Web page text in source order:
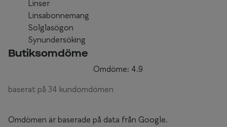
Linser
Linsabonnemang
Solglasögon
Synundersöking
Butiksomdöme
Omdöme: 4.9
baserat på 34 kundomdömen
Omdömen är baserade på data från Google.